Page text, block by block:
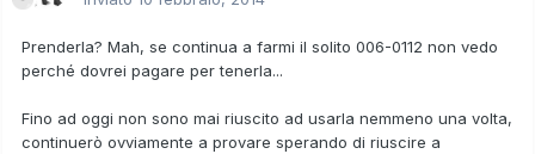
Prenderla? Mah, se continua a farmi il solito 006-0112 non vedo
perché dovrei pagare per tenerla...
Fino ad oggi non sono mai riuscito ad usarla nemmeno una volta,
continuerò ovviamente a provare sperando di riuscire a